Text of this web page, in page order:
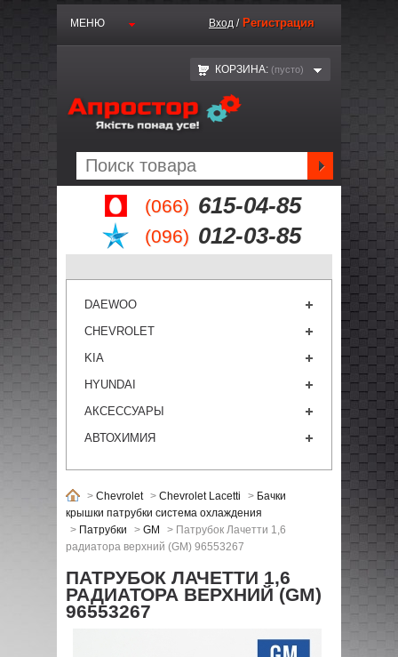
(066) 615-04-85
(096) 012-03-85
МЕНЮ Вход / Регистрация
КОРЗИНА: (пустo)
DAEWOO
CHEVROLET
KIA
HYUNDAI
АКСЕССУАРЫ
АВТОХИМИЯ
> Chevrolet > Chevrolet Lacetti > Бачки
крышки патрубки система охлаждения
> Патрубки > GM > Патрубок Лачетти 1,6
радиатора верхний (GM) 96553267
ПАТРУБОК ЛАЧЕТТИ 1,6
РАДИАТОРА ВЕРХНИЙ (GM)
96553267